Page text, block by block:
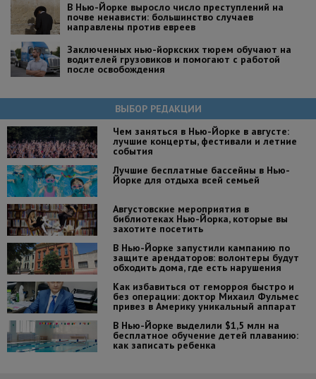
В Нью-Йорке выросло число преступлений на
почве ненависти: большинство случаев
направлены против евреев
Заключенных нью-йоркских тюрем обучают на
водителей грузовиков и помогают с работой
после освобождения
ВЫБОР РЕДАКЦИИ
Чем заняться в Нью-Йорке в августе:
лучшие концерты, фестивали и летние
события
Лучшие бесплатные бассейны в Нью-
Йорке для отдыха всей семьей
Августовские мероприятия в
библиотеках Нью-Йорка, которые вы
захотите посетить
В Нью-Йорке запустили кампанию по
защите арендаторов: волонтеры будут
обходить дома, где есть нарушения
Как избавиться от геморроя быстро и
без операции: доктор Михаил Фульмес
привез в Америку уникальный аппарат
В Нью-Йорке выделили $1,5 млн на
бесплатное обучение детей плаванию:
как записать ребенка